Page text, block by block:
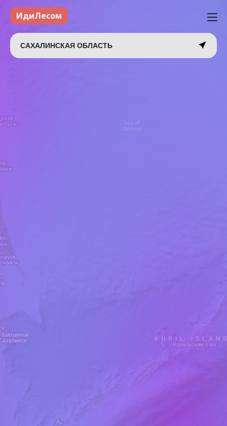
ИдиЛесом
САХАЛИНСКАЯ ОБЛАСТЬ